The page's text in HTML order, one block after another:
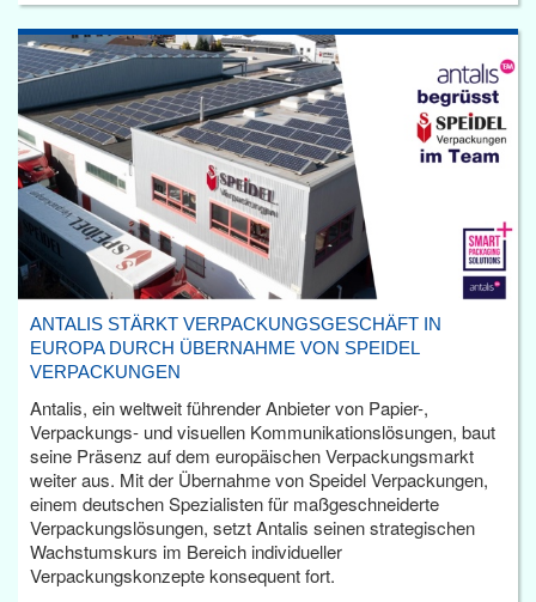
ANTALIS STÄRKT VERPACKUNGSGESCHÄFT IN
EUROPA DURCH ÜBERNAHME VON SPEIDEL
VERPACKUNGEN
Antalis, ein weltweit führender Anbieter von Papier-,
Verpackungs- und visuellen Kommunikationslösungen, baut
seine Präsenz auf dem europäischen Verpackungsmarkt
weiter aus. Mit der Übernahme von Speidel Verpackungen,
einem deutschen Spezialisten für maßgeschneiderte
Verpackungslösungen, setzt Antalis seinen strategischen
Wachstumskurs im Bereich individueller
Verpackungskonzepte konsequent fort.